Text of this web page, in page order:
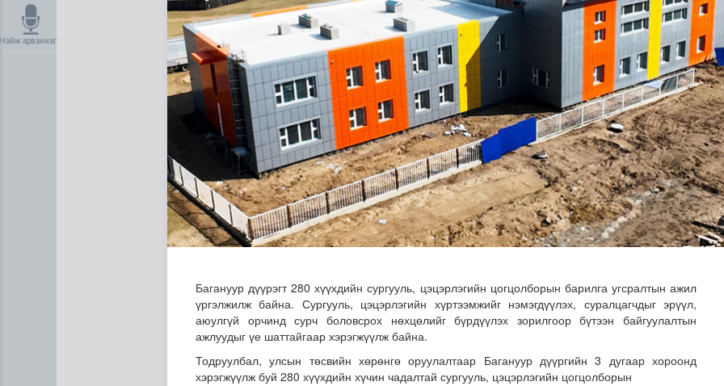
Найм арваннэг
Ерөнхий сайд БНХАУ-аас сар бүр 12-15 мянган тонн АИ-92 автобензин тогтмол нийл..
Багануур дүүрэгт 280 хүүхдийн сургууль, цэцэрлэгийн цогцолборын барилга угсралтын ажил
үргэлжилж байна. Сургууль, цэцэрлэгийн хүртээмжийг нэмэгдүүлэх, суралцагчдыг эрүүл,
аюулгүй орчинд сурч боловсрох нөхцөлийг бүрдүүлэх зорилгоор бүтээн байгуулалтын
ажлуудыг үе шаттайгаар хэрэгжүүлж байна.
Тодруулбал, улсын төсвийн хөрөнгө оруулалтаар Багануур дүүргийн 3 дугаар хороонд
хэрэгжүүлж буй 280 хүүхдийн хүчин чадалтай сургууль, цэцэрлэгийн цогцолборын